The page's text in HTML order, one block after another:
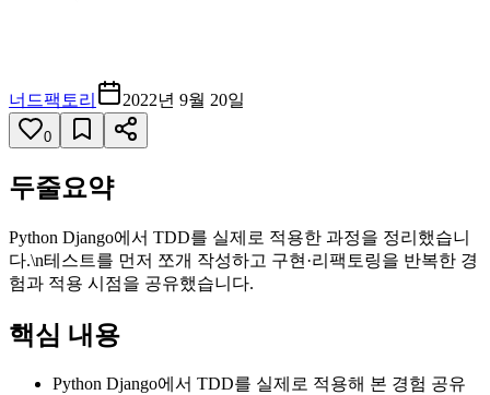
너드팩토리 2022년 9월 20일
0
두줄요약
Python Django에서 TDD를 실제로 적용한 과정을 정리했습니
다.\n테스트를 먼저 쪼개 작성하고 구현·리팩토링을 반복한 경
험과 적용 시점을 공유했습니다.
핵심 내용
Python Django에서 TDD를 실제로 적용해 본 경험 공유